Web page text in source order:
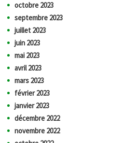
octobre 2023
septembre 2023
juillet 2023
juin 2023
mai 2023
avril 2023
mars 2023
février 2023
janvier 2023
décembre 2022
novembre 2022